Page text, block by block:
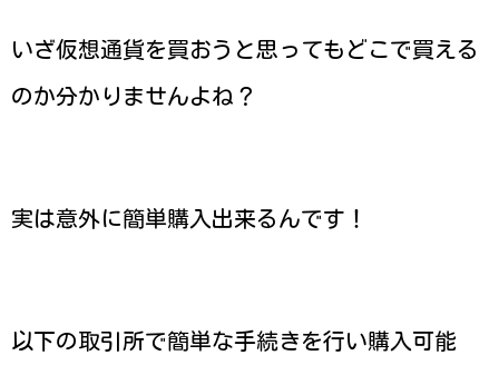
いざ仮想通貨を買おうと思ってもどこで買える
のか分かりませんよね？
実は意外に簡単購入出来るんです！
以下の取引所で簡単な手続きを行い購入可能